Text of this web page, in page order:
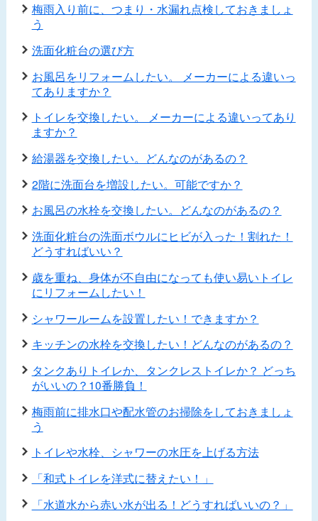
梅雨入り前に、つまり・水漏れ点検しておきましょ
う
洗面化粧台の選び方
お風呂をリフォームしたい。 メーカーによる違いっ
てありますか？
トイレを交換したい。 メーカーによる違いってあり
ますか？
給湯器を交換したい。どんなのがあるの？
2階に洗面台を増設したい。可能ですか？
お風呂の水栓を交換したい。どんなのがあるの？
洗面化粧台の洗面ボウルにヒビが入った！割れた！
どうすればいい？
歳を重ね、身体が不自由になっても使い易いトイレ
にリフォームしたい！
シャワールームを設置したい！できますか？
キッチンの水栓を交換したい！どんなのがあるの？
タンクありトイレか、タンクレストイレか？ どっち
がいいの？10番勝負！
梅雨前に排水口や配水管のお掃除をしておきましょ
う
トイレや水栓、シャワーの水圧を上げる方法
「和式トイレを洋式に替えたい！」
「水道水から赤い水が出る！どうすればいいの？」